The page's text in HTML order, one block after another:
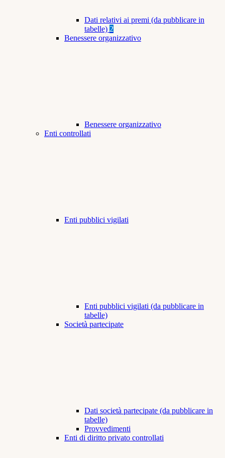
Dati relativi ai premi (da pubblicare in
tabelle) 2
Benessere organizzativo
Benessere organizzativo
Enti controllati
Enti pubblici vigilati
Enti pubblici vigilati (da pubblicare in
tabelle)
Società partecipate
Dati società partecipate (da pubblicare in
tabelle)
Provvedimenti
Enti di diritto privato controllati